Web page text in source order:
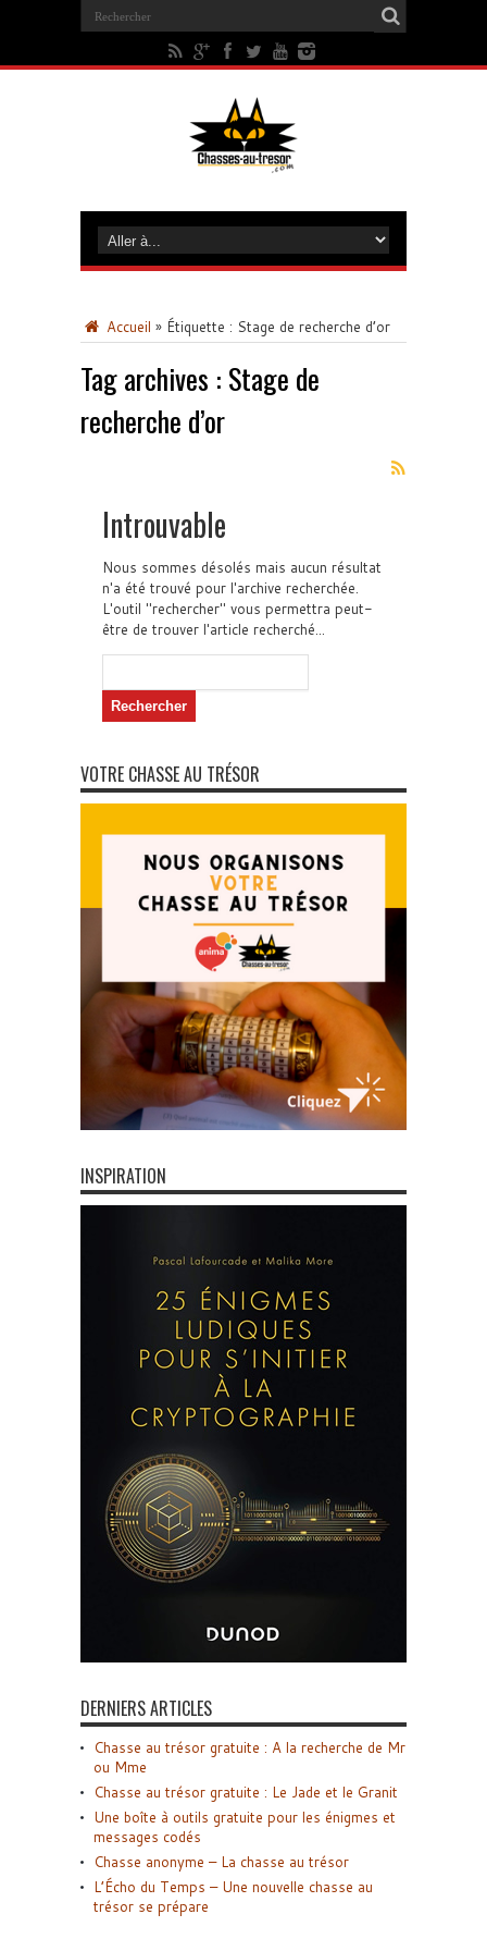
Accueil » Étiquette : Stage de recherche d’or
Tag archives : Stage de
recherche d’or
Introuvable
Nous sommes désolés mais aucun résultat
n'a été trouvé pour l'archive recherchée.
L'outil "rechercher" vous permettra peut-
être de trouver l'article recherché...
VOTRE CHASSE AU TRÉSOR
INSPIRATION
DERNIERS ARTICLES
Chasse au trésor gratuite : A la recherche de Mr
ou Mme
Chasse au trésor gratuite : Le Jade et le Granit
Une boîte à outils gratuite pour les énigmes et
messages codés
Chasse anonyme – La chasse au trésor
L’Écho du Temps – Une nouvelle chasse au
trésor se prépare